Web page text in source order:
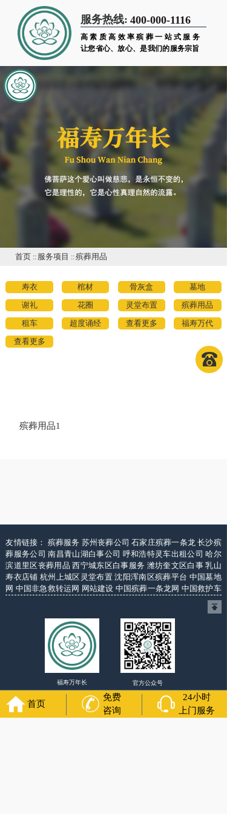
服务热线: 400-000-1116
高素质高效率殡葬一站式服务
让您省心、放心、是我们的服务宗旨
首页 :: 服务项目 ::殡葬用品
寿衣 棺材 骨灰盒 墓地
谢礼 花圈 灵堂布置 殡葬用品
租车 超度诵经 查看更多 福寿万代
查看更多
殡葬用品1
友情链接： 殡葬服务 苏州丧葬公司石家庄殡葬一条龙长沙殡
葬服务公司南昌青山湖白事公司 呼和浩特灵车出租公司哈尔
滨道里区丧葬用品西宁城东区白事服务 潍坊奎文区白事乳山
寿衣店铺杭州上城区灵堂布置沈阳浑南区殡葬平台 中国墓地
网 中国非急救转运网 网站建设 中国殡葬一条龙网 中国救护车
福寿万年长 官方公众号
400-000-1116
首页
免费
咨询
24小时
上门服务